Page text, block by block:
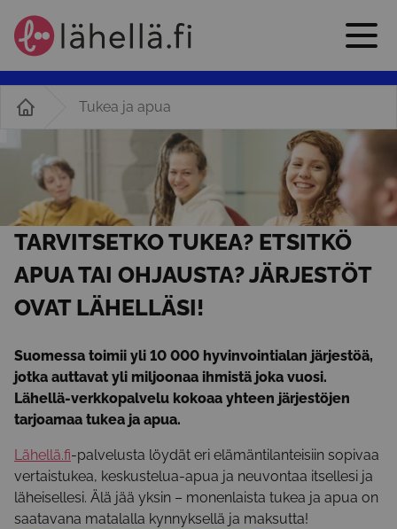
Tukea ja apua
TARVITSETKO TUKEA? ETSITKÖ
APUA TAI OHJAUSTA? JÄRJESTÖT
OVAT LÄHELLÄSI!
Suomessa toimii yli 10 000 hyvinvointialan järjestöä,
jotka auttavat yli miljoonaa ihmistä joka vuosi.
Lähellä-verkkopalvelu kokoaa yhteen järjestöjen
tarjoamaa tukea ja apua.
Lähellä.fi-palvelusta löydät eri elämäntilanteisiin sopivaa
vertaistukea, keskustelua-apua ja neuvontaa itsellesi ja
läheisellesi. Älä jää yksin – monenlaista tukea ja apua on
saatavana matalalla kynnyksellä ja maksutta!